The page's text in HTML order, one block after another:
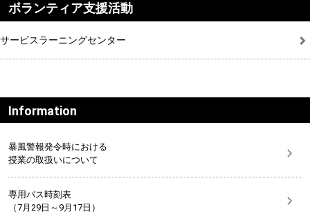
ボランティア支援活動
サービスラーニングセンター
Information
暴風警報発令時における
授業の取扱いについて
専用バス時刻表
（7月29日～9月17日）